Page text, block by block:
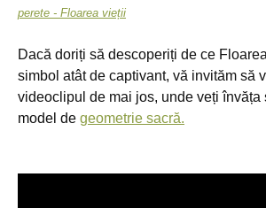
perete - Floarea vieții
Dacă doriți să descoperiți de ce
simbol atât de captivant, vă invităm să
videoclipul de mai jos, unde veți învăța
model de geometrie sacră.